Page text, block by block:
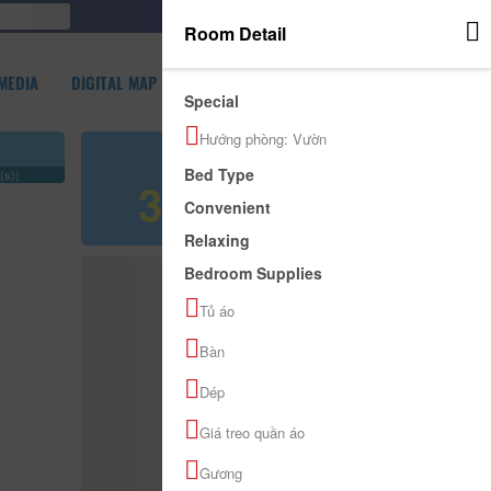
DIGITAL MAP
Refer price
300,000 đ
Room Detail
Special
Hướng phòng: Vườn
Bed Type
Convenient
Relaxing
Bedroom Supplies
Tủ áo
Bàn
Dép
Giá treo quần áo
Gương